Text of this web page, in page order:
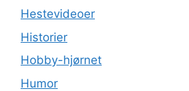
Hestevideoer
Historier
Hobby-hjørnet
Humor